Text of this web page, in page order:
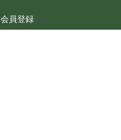
会員登録